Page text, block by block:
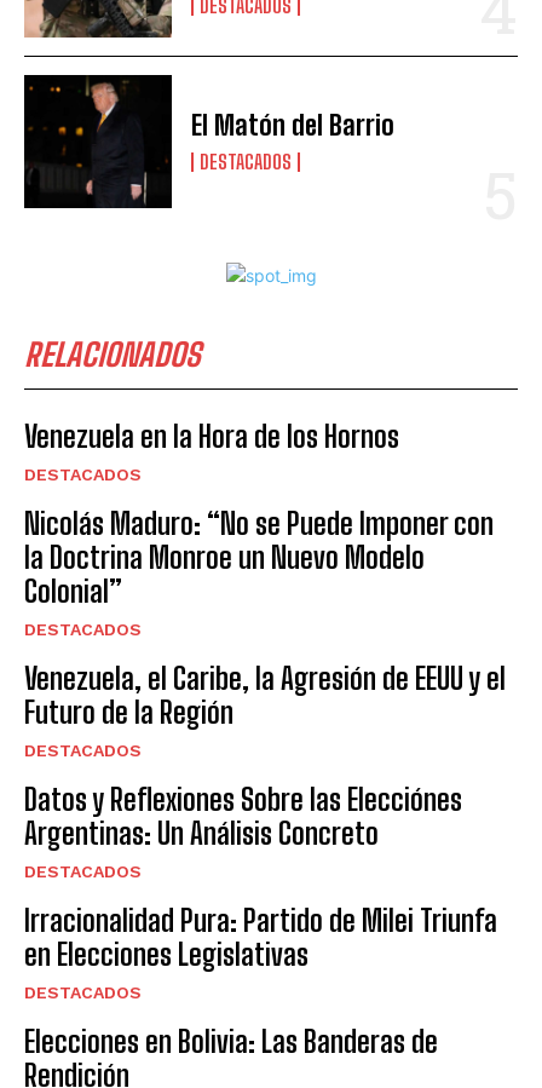
DESTACADOS
El Matón del Barrio
DESTACADOS
RELACIONADOS
Venezuela en la Hora de los Hornos
DESTACADOS
Nicolás Maduro: “No se Puede Imponer con
la Doctrina Monroe un Nuevo Modelo
Colonial”
DESTACADOS
Venezuela, el Caribe, la Agresión de EEUU y el
Futuro de la Región
DESTACADOS
Datos y Reflexiones Sobre las Elecciónes
Argentinas: Un Análisis Concreto
DESTACADOS
Irracionalidad Pura: Partido de Milei Triunfa
en Elecciones Legislativas
DESTACADOS
Elecciones en Bolivia: Las Banderas de
Rendición